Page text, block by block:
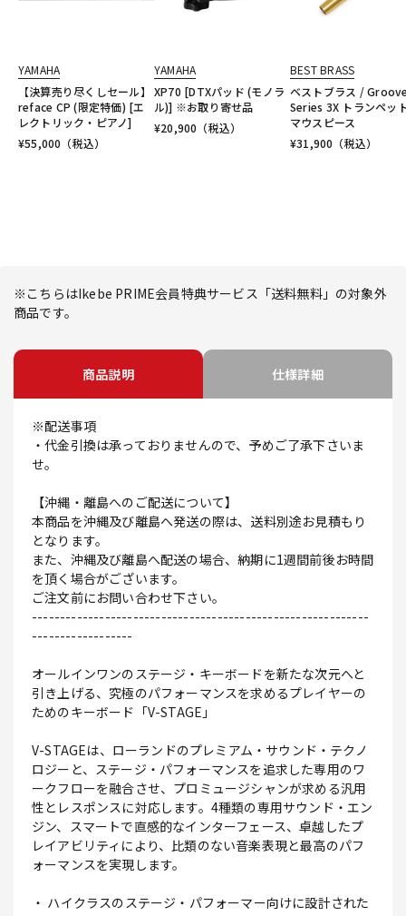
YAMAHA
【決算売り尽くしセール】
reface CP (限定特価) [エ
レクトリック・ピアノ]
¥55,000 （税込）
YAMAHA
XP70 [DTXパッド (モノラ
ル)] ※お取り寄せ品
¥20,900 （税込）
BEST BRASS
ベストブラス /
Series 3X トランペッ
マウスピース
¥31,900 （税込）
※こちらはIkebe PRIME会員特典サービス「送料無料」の対象外
商品です。
商品説明 仕様詳細
※配送事項
・代金引換は承っておりませんので、予めご了承下さいま
せ。
【沖縄・離島へのご配送について】
本商品を沖縄及び離島へ発送の際は、送料別途お見積もり
となります。
また、沖縄及び離島へ配送の場合、納期に1週間前後お時間
を頂く場合がございます。
ご注文前にお問い合わせ下さい。
------------------------------------------------------------
------------------
オールインワンのステージ・キーボードを新たな次元へと
引き上げる、究極のパフォーマンスを求めるプレイヤーの
ためのキーボード「V-STAGE」
V-STAGEは、ローランドのプレミアム・サウンド・テクノ
ロジーと、ステージ・パフォーマンスを追求した専用のワ
ークフローを融合させ、プロミュージシャンが求める汎用
性とレスポンスに対応します。4種類の専用サウンド・エン
ジン、スマートで直感的なインターフェース、卓越したプ
レイアビリティにより、比類のない音楽表現と最高のパフ
ォーマンスを実現します。
・ ハイクラスのステージ・パフォーマー向けに設計された